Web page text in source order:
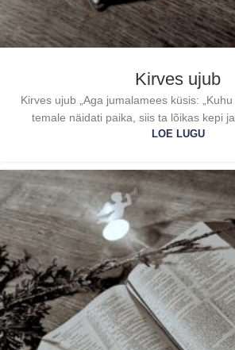
Kirves ujub
Kirves ujub „Aga jumalamees küsis:
temale näidati paika, siis ta lõikas kepi ja
LOE LUGU